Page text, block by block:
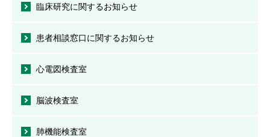
臨床研究に関するお知らせ
患者相談窓口に関するお知らせ
心電図検査室
脳波検査室
肺機能検査室